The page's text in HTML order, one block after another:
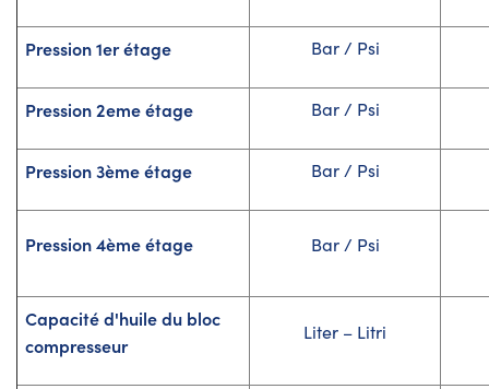
Pression 1er étage Bar / Psi
Pression 2eme étage Bar / Psi
Pression 3ème étage Bar / Psi
Pression 4ème étage Bar / Psi
Capacité d'huile du bloc
compresseur
Liter – Litri